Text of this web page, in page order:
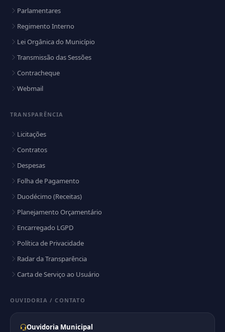
Parlamentares
Regimento Interno
Lei Orgânica do Município
Transmissão das Sessões
Contracheque
Webmail
TRANSPARÊNCIA
Licitações
Contratos
Despesas
Folha de Pagamento
Duodécimo (Receitas)
Planejamento Orçamentário
Encarregado LGPD
Política de Privacidade
Radar da Transparência
Carta de Serviço ao Usuário
OUVIDORIA / CONTATO
Ouvidoria Municipal